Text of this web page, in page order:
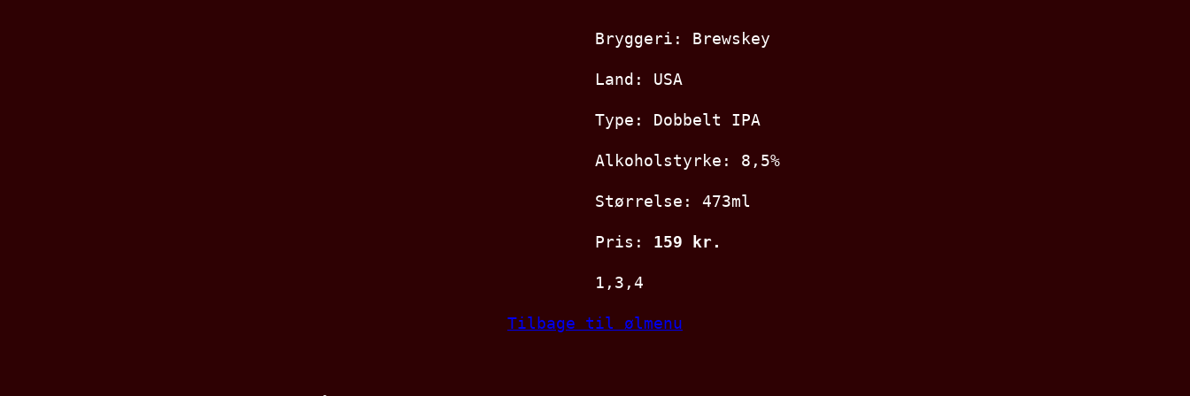
Bryggeri: Brewskey
Land: USA
Type: Dobbelt IPA
Alkoholstyrke: 8,5%
Størrelse: 473ml
Pris: 159 kr.
1,3,4
Tilbage til ølmenu